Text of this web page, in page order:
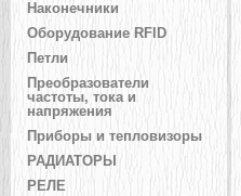
Наконечники
Оборудование RFID
Петли
Преобразователи
частоты, тока и
напряжения
Приборы и тепловизоры
РАДИАТОРЫ
РЕЛЕ